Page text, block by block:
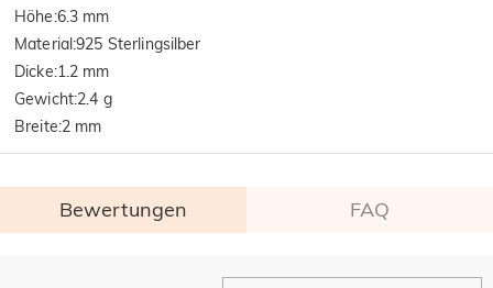
Höhe:6.3 mm
Material:925 Sterlingsilber
Dicke:1.2 mm
Gewicht:2.4 g
Breite:2 mm
Bewertungen FAQ